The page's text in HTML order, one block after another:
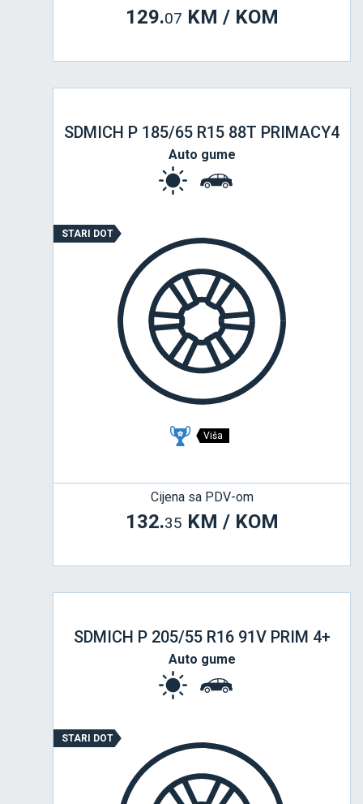
129.07 KM / KOM
SDMICH P 185/65 R15 88T PRIMACY4
Auto gume
STARI DOT
Viša
Cijena sa PDV-om
132.35 KM / KOM
SDMICH P 205/55 R16 91V PRIM 4+
Auto gume
STARI DOT